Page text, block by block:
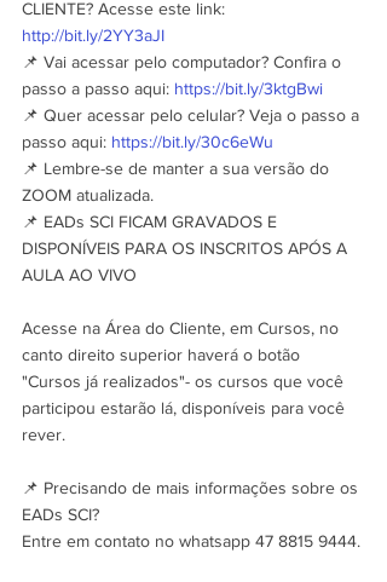
CLIENTE? Acesse este link:
http://bit.ly/2YY3aJI
📌 Vai acessar pelo computador? Confira o
passo a passo aqui: https://bit.ly/3ktgBwi
📌 Quer acessar pelo celular? Veja o passo a
passo aqui: https://bit.ly/30c6eWu
📌 Lembre-se de manter a sua versão do
ZOOM atualizada.
📌 EADs SCI FICAM GRAVADOS E
DISPONÍVEIS PARA OS INSCRITOS APÓS A
AULA AO VIVO
Acesse na Área do Cliente, em Cursos, no
canto direito superior haverá o botão
"Cursos já realizados"- os cursos que você
participou estarão lá, disponíveis para você
rever.
📌 Precisando de mais informações sobre os
EADs SCI?
Entre em contato no whatsapp 47 8815 9444.